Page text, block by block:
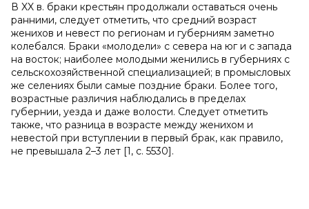
В XX в. браки крестьян продолжали оставаться очень
ранними, следует отметить, что средний возраст
женихов и невест по регионам и губерниям заметно
колебался. Браки «молодели» с севера на юг и с запада
на восток; наиболее молодыми женились в губерниях с
сельскохозяйственной специализацией; в промысловых
же селениях были самые поздние браки. Более того,
возрастные различия наблюдались в пределах
губернии, уезда и даже волости. Следует отметить
также, что разница в возрасте между женихом и
невестой при вступлении в первый брак, как правило,
не превышала 2–3 лет [1, с. 5530].